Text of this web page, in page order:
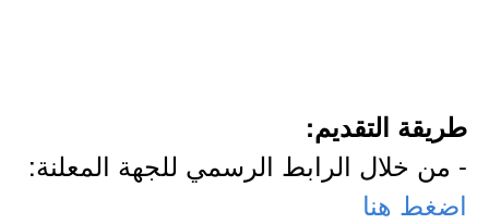
طريقة التقديم:
- من خلال الرابط الرسمي للجهة المعلنة:
اضغط هنا